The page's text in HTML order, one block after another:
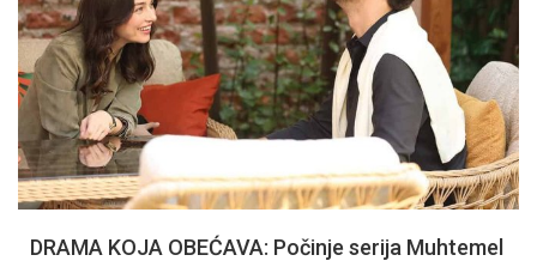
DRAMA KOJA OBEĆAVA: Počinje serija Muhtemel